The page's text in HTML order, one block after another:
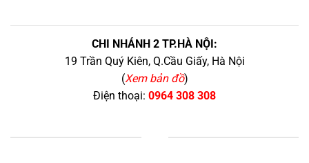
CHI NHÁNH 2 TP.HÀ NỘI:
19 Trần Quý Kiên, Q.Cầu Giấy, Hà Nội
(Xem bản đồ)
Điện thoại: 0964 308 308